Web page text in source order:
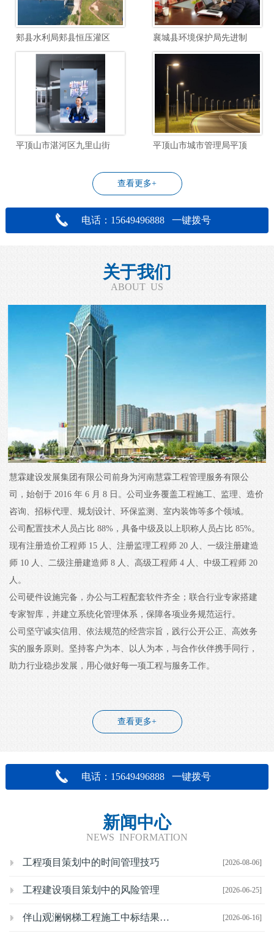
查看更多+
电话：15649496888 一键拨号
关于我们
ABOUT US
慧霖建设发展集团有限公司前身为河南慧霖工程管理服务有限公
司，始创于 2016 年 6 月 8 日。公司业务覆盖工程施工、监理、造价
咨询、招标代理、规划设计、环保监测、室内装饰等多个领域。
公司配置技术人员占比 88%，具备中级及以上职称人员占比 85%。
现有注册造价工程师 15 人、注册监理工程师 20 人、一级注册建造
师 10 人、二级注册建造师 8 人、高级工程师 4 人、中级工程师 20
人。
公司硬件设施完备，办公与工程配套软件齐全；联合行业专家搭建
专家智库，并建立系统化管理体系，保障各项业务规范运行。
公司坚守诚实信用、依法规范的经营宗旨，践行公开公正、高效务
实的服务原则。坚持客户为本、以人为本，与合作伙伴携手同行，
助力行业稳步发展，用心做好每一项工程与服务工作。
查看更多+
电话：15649496888 一键拨号
新闻中心
NEWS INFORMATION
[2026-08-06]
工程项目策划中的时间管理技巧
[2026-06-25]
工程建设项目策划中的风险管理
[2026-06-16]
伴山观澜钢梯工程施工中标结果公示